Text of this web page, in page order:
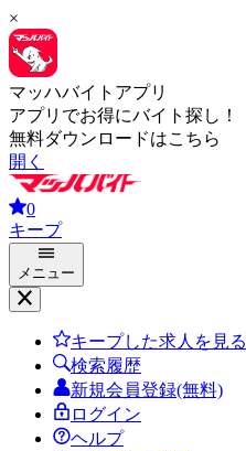
×
マッハバイトアプリ
アプリでお得にバイト探し！
無料ダウンロードはこちら
開く
0
キープ
メニュー
キープした求人を見る
検索履歴
新規会員登録(無料)
ログイン
ヘルプ